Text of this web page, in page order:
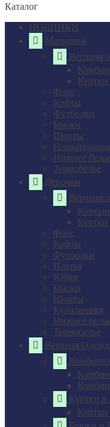
Каталог
НОВИНКИ
Мальчики
Верхняя
Флис
Кофты
Футболки
Брюки
Шорты
Нижнее
Термобельё
Девочки
Верхняя
Флис
Кофты
Футболки
Платья
Юбки
Брюки
Шорты
Купальники
Нижнее
Термобельё
Верхняя
Куртки и